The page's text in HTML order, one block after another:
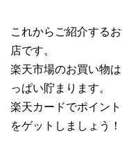
これからご紹介する
店です。
楽天市場のお買い物
っぱい貯まります。
楽天カードでポイン
をゲットしましょう！